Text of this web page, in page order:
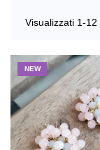
Visualizzati 1-
NEW